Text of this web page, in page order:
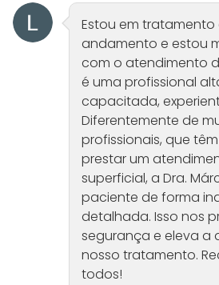
Estou em
andamento e estou
com o atendimento
é uma profissional
capacitada,
Diferentemente de
profissionais, que
prestar um
superficial, a Dra.
paciente de forma
detalhada. Isso nos
segurança e eleva a
nosso tratamento.
todos!